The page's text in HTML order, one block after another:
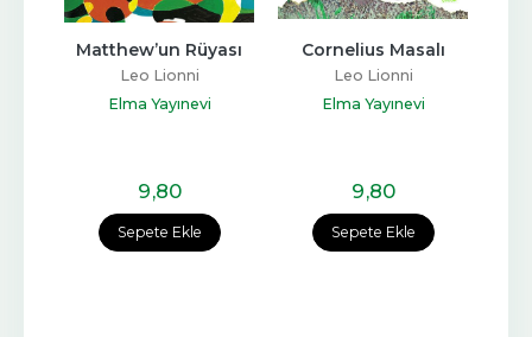
Sepete Ekle
Matthew’un Rüyası
Leo Lionni
Elma Yayınevi
9,80
Sepete Ekle
Cornelius Masalı
Leo Lionni
Elma Yayınevi
9,80